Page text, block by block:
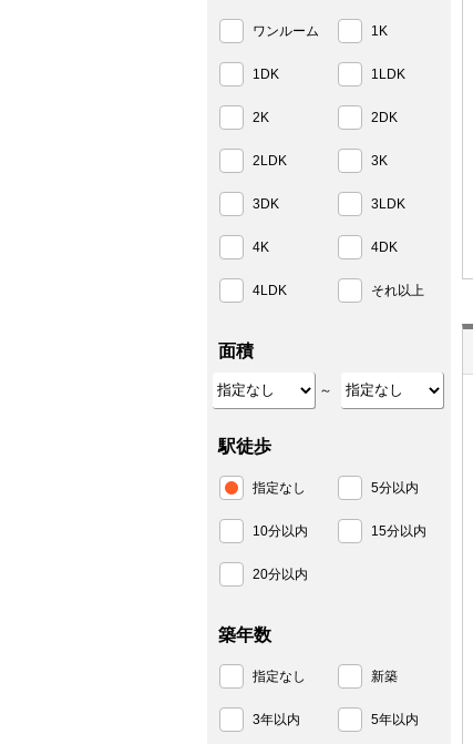
ワンルーム 1K
1DK 1LDK
2K 2DK
2LDK 3K
3DK 3LDK
4K 4DK
4LDK それ以上
面積
～
駅徒歩
指定なし 5分以内
10分以内 15分以内
20分以内
築年数
指定なし 新築
3年以内 5年以内